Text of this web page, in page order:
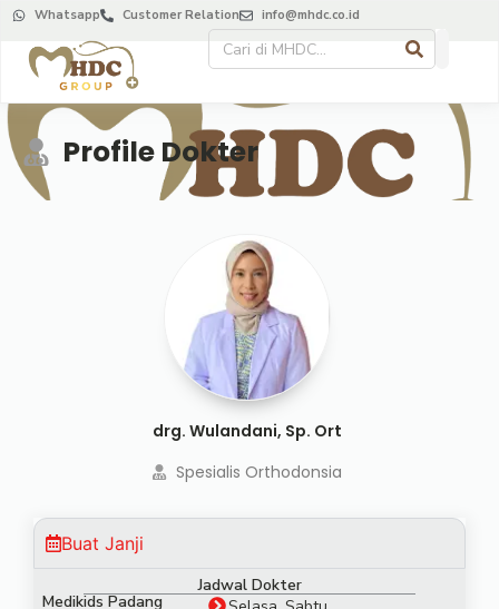
Whatsapp Customer Relation info@mhdc.co.id
Profile Dokter
drg. Wulandani, Sp. Ort
Spesialis Orthodonsia
Buat Janji
Jadwal Dokter
Medikids Padang